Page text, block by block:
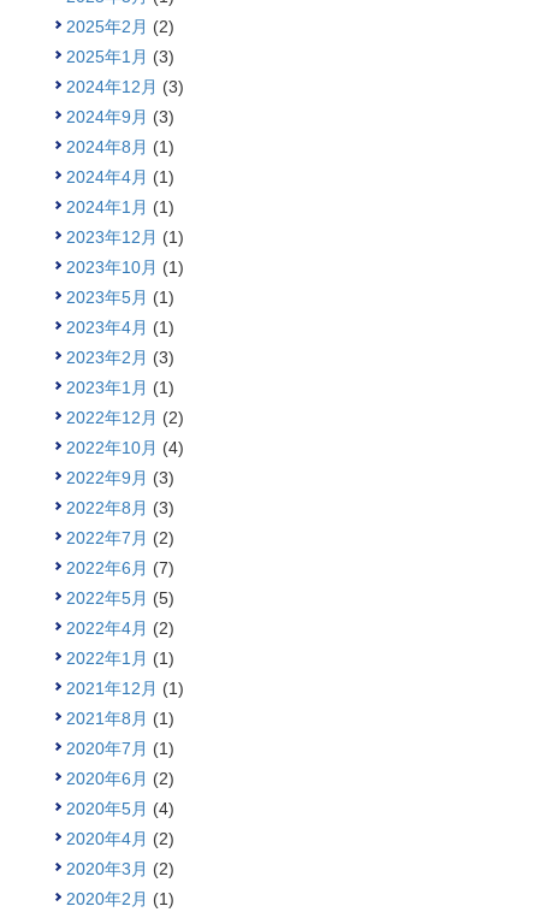
2025年2月 (2)
2025年1月 (3)
2024年12月 (3)
2024年9月 (3)
2024年8月 (1)
2024年4月 (1)
2024年1月 (1)
2023年12月 (1)
2023年10月 (1)
2023年5月 (1)
2023年4月 (1)
2023年2月 (3)
2023年1月 (1)
2022年12月 (2)
2022年10月 (4)
2022年9月 (3)
2022年8月 (3)
2022年7月 (2)
2022年6月 (7)
2022年5月 (5)
2022年4月 (2)
2022年1月 (1)
2021年12月 (1)
2021年8月 (1)
2020年7月 (1)
2020年6月 (2)
2020年5月 (4)
2020年4月 (2)
2020年3月 (2)
2020年2月 (1)